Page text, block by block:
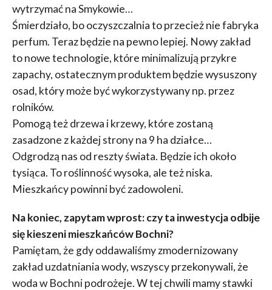
wytrzymać na Smykowie…
Śmierdziało, bo oczyszczalnia to przecież nie fabryka
perfum. Teraz będzie na pewno lepiej. Nowy zakład
to nowe technologie, które minimalizują przykre
zapachy, ostatecznym produktem będzie wysuszony
osad, który może być wykorzystywany np. przez
rolników.
Pomogą też drzewa i krzewy, które zostaną
zasadzone z każdej strony na 9 ha działce…
Odgrodzą nas od reszty świata. Będzie ich około
tysiąca. To roślinność wysoka, ale też niska.
Mieszkańcy powinni być zadowoleni.
Na koniec, zapytam wprost: czy ta inwestycja odbije
się kieszeni mieszkańców Bochni?
Pamiętam, że gdy oddawaliśmy zmodernizowany
zakład uzdatniania wody, wszyscy przekonywali, że
woda w Bochni podrożeje. W tej chwili mamy stawki